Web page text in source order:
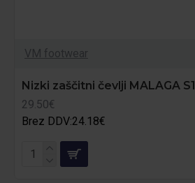
VM footwear
Nizki zaščitni čevlji MALAGA S1
29.50€
Brez DDV:24.18€